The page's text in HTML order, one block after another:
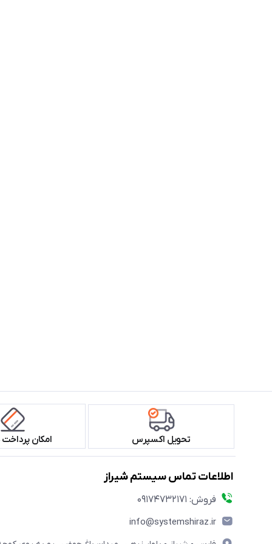
تحویل اکسپرس امکان
اطلاعات تماس سیستم شیراز
فروش: 09174732171
info@systemshiraz.ir